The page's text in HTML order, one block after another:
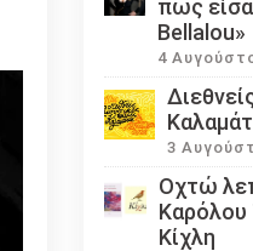
πως
Bellalou»
4
3
Οχτώ
Καρόλου
Κίχλη